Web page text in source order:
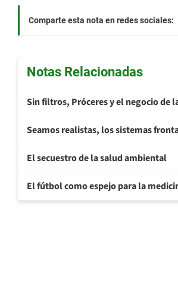
Comparte esta nota en redes sociales:
Notas Relacionadas
Sin filtros, Próceres y el negocio de
Seamos realistas, los sistemas
El secuestro de la salud ambiental
El fútbol como espejo para la